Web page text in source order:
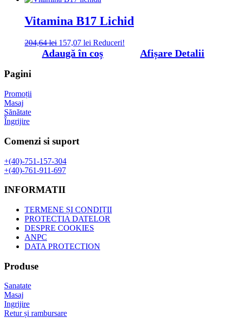
Vitamina B17 Lichid
204,64lei Prețul
inițial
a
157,07 lei Prețul
curent
este:
Reduceri!
Adaugă în coș Afișare Detalii
Pagini
Promoții
Masaj
Sănătate
Îngrijire
Comenzi si suport
+(40)-751-157-304
+(40)-761-911-697
INFORMATII
TERMENE ȘI CONDIȚII
PROTECTIA DATELOR
DESPRE COOKIES
ANPC
DATA PROTECTION
Produse
Sanatate
Masaj
Ingrijire
Retur și rambursare